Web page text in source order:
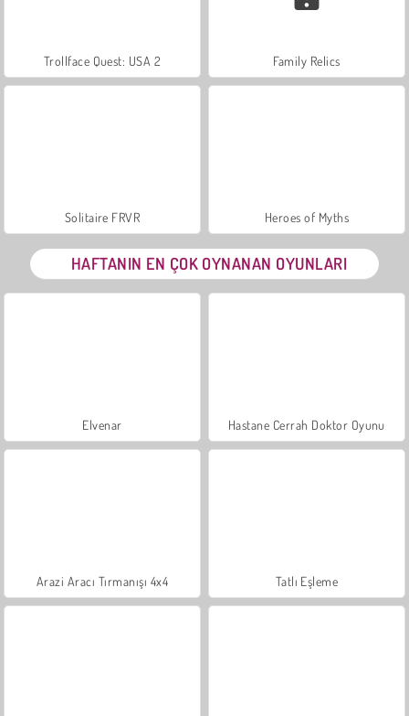
Trollface Quest: USA 2 Family Relics
Solitaire FRVR Heroes of Myths
HAFTANIN EN ÇOK OYNANAN OYUNLARI
Elvenar Hastane Cerrah Doktor Oyunu
Arazi Aracı Tırmanışı 4x4 Tatlı Eşleme